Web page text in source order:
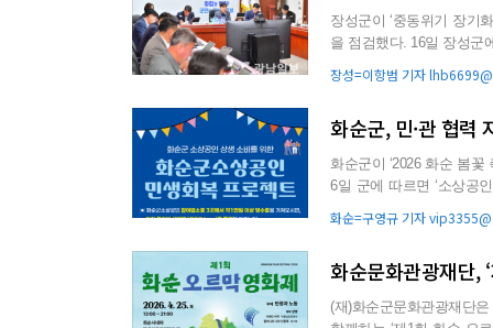
장성군이 ‘중동위기 장기
을 점검했다. 16일 장성군에 따르면 중동전쟁 발발과 호르무즈 해협 봉쇄 등으로 영향을 받은 지역
장성=이항범 기자
화순군, 민·관 협력
화순군이 ‘2026 화순 봄꽃
6일 군에 따르면 ‘소상공
화순=구영규 기자
화순문화관광재단,
(재)화순군문화관광재단